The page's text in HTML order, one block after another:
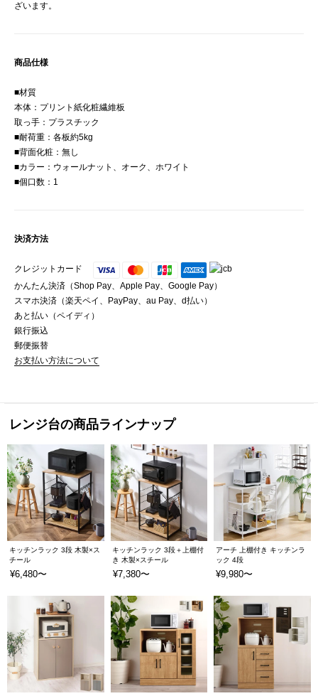
ざいます。
商品仕様
■材質
本体：プリント紙化粧繊維板
取っ手：プラスチック
■耐荷重：各板約5kg
■背面化粧：無し
■カラー：ウォールナット、オーク、ホワイト
■個口数：1
決済方法
クレジットカード
かんたん決済（Shop Pay、Apple Pay、Google Pay）
スマホ決済（楽天ペイ、PayPay、au Pay、d払い）
あと払い（ペイディ）
銀行振込
郵便振替
お支払い方法について
レンジ台の商品ラインナップ
キッチンラック 3段 木製×ス
チール
¥6,480〜
キッチンラック 3段＋上棚付
き 木製×スチール
¥7,380〜
アーチ 上棚付き キッチンラ
ック 4段
¥9,980〜